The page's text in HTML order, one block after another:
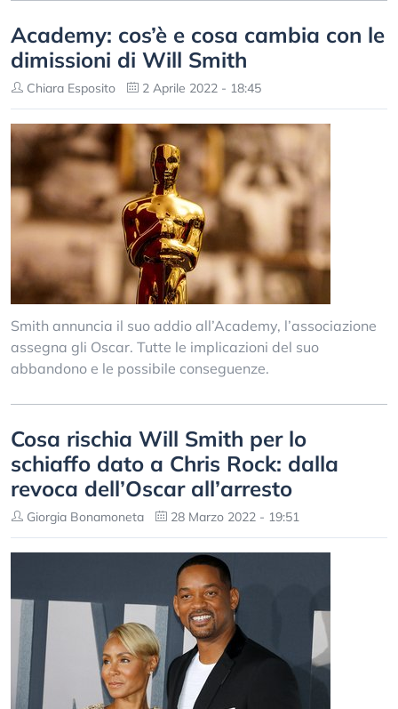
Academy: cos’è e cosa cambia con le
dimissioni di Will Smith
Chiara Esposito 2 Aprile 2022 - 18:45
Smith annuncia il suo addio all’Academy, l’associazione
assegna gli Oscar. Tutte le implicazioni del suo
abbandono e le possibile conseguenze.
Cosa rischia Will Smith per lo
schiaffo dato a Chris Rock: dalla
revoca dell’Oscar all’arresto
Giorgia Bonamoneta 28 Marzo 2022 - 19:51